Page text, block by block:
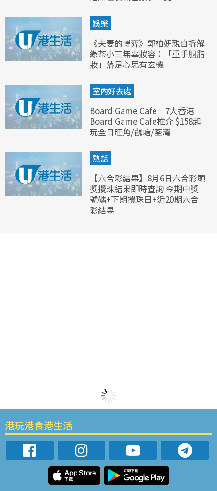
娛樂
《夫妻的博弈》郭柏妍親自拆解
綠茶小三無辜妝容：「重手胭脂
妝」落足心思有玄機
室內好去處
Board Game Cafe｜7大香港
Board Game Cafe推介 $158起
玩全日旺角/觀塘/荃灣
熱話
【六合彩結果】8月6日六合彩頭
獎攪珠結果即時查詢 今期中獎
號碼+下期攪珠日+近20期六合
彩結果
港玩港食港生活